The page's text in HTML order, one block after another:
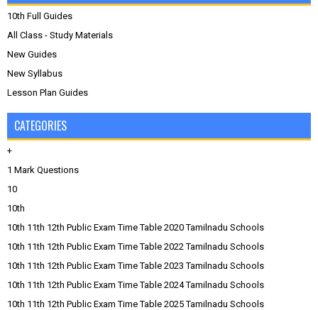
10th Full Guides
All Class - Study Materials
New Guides
New Syllabus
Lesson Plan Guides
CATEGORIES
+
1 Mark Questions
10
10th
10th 11th 12th Public Exam Time Table 2020 Tamilnadu Schools
10th 11th 12th Public Exam Time Table 2022 Tamilnadu Schools
10th 11th 12th Public Exam Time Table 2023 Tamilnadu Schools
10th 11th 12th Public Exam Time Table 2024 Tamilnadu Schools
10th 11th 12th Public Exam Time Table 2025 Tamilnadu Schools